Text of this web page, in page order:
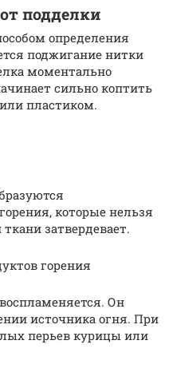
подделки
определения
поджигание нитки
моментально
сильно коптить
пластиком.
которые нельзя
затвердевает.
горения
Он
источника огня. При
перьев курицы или